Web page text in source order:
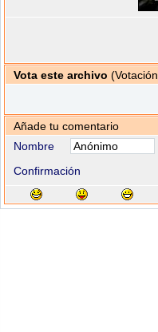
Vota este archivo
Añade tu comentario
Nombre
Confirmación